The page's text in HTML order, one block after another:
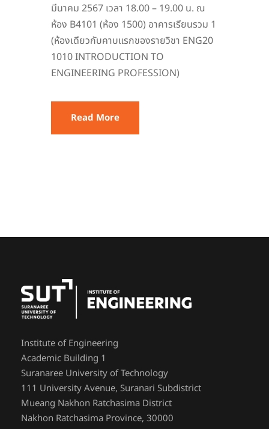
มีนาคม 2567 เวลา 18.00 – 19.00 น. ณ
ห้อง B4101 (ห้อง 1500) อาคารเรียนรวม 1
(ห้องเดียวกับคาบแรกของรายวิชา ENG20
1010 INTRODUCTION TO
ENGINEERING PROFESSION)
Read More
Institute of Engineering
Academic Building 1
Suranaree University of Technology
111 University Avenue, Suranari Subdistrict
Mueang Nakhon Ratchasima District
Nakhon Ratchasima Province, 30000